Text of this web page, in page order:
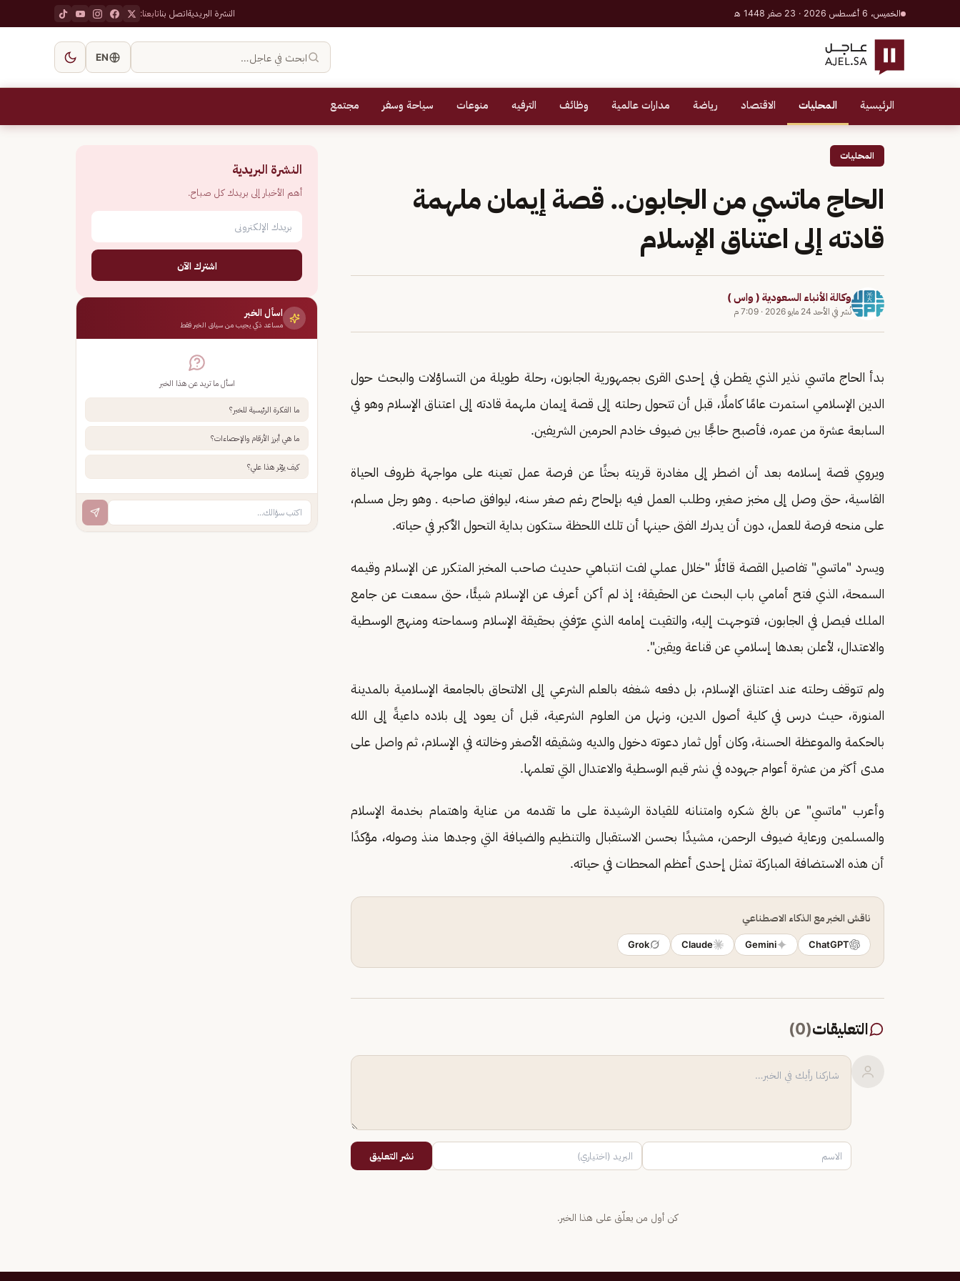
الخميس، 6 أغسطس 2026 · 23 صفر 1448 هـ النشرة البريديةاتصل بناتابعنا:
ابحث في عاجل… EN
الرئيسية المحليات الاقتصاد رياضة مدارات عالمية وظائف الترفيه منوعات سياحة وسفر مجتمع
المحليات
الحاج ماتسي من الجابون.. قصة إيمان ملهمة
قادته إلى اعتناق الإسلام
وكالة الأنباء السعودية ( واس )
نُشر في الأحد 24 مايو 2026 · 7:09 م
بدأ الحاج ماتسي نذير الذي يقطن في إحدى القرى بجمهورية الجابون، رحلة طويلة من التساؤلات والبحث حول
الدين الإسلامي استمرت عامًا كاملًا، قبل أن تتحول رحلته إلى قصة إيمان ملهمة قادته إلى اعتناق الإسلام وهو في
السابعة عشرة من عمره، فأصبح حاجًّا بين ضيوف خادم الحرمين الشريفين.
ويروي قصة إسلامه بعد أن اضطر إلى مغادرة قريته بحثًا عن فرصة عمل تعينه على مواجهة ظروف الحياة
القاسية، حتى وصل إلى مخبز صغير، وطلب العمل فيه بإلحاح رغم صغر سنه، ليوافق صاحبه ـ وهو رجل مسلم،
على منحه فرصة للعمل، دون أن يدرك الفتى حينها أن تلك اللحظة ستكون بداية التحول الأكبر في حياته.
ويسرد "ماتسي" تفاصيل القصة قائلًا "خلال عملي لفت انتباهي حديث صاحب المخبز المتكرر عن الإسلام وقيمه
السمحة، الذي فتح أمامي باب البحث عن الحقيقة؛ إذ لم أكن أعرف عن الإسلام شيئًا، حتى سمعت عن جامع
الملك فيصل في الجابون، فتوجهت إليه، والتقيت إمامه الذي عرّفني بحقيقة الإسلام وسماحته ومنهج الوسطية
والاعتدال، لأعلن بعدها إسلامي عن قناعة ويقين".
ولم تتوقف رحلته عند اعتناق الإسلام، بل دفعه شغفه بالعلم الشرعي إلى الالتحاق بالجامعة الإسلامية بالمدينة
المنورة، حيث درس في كلية أصول الدين، ونهل من العلوم الشرعية، قبل أن يعود إلى بلاده داعيةً إلى الله
بالحكمة والموعظة الحسنة، وكان أول ثمار دعوته دخول والديه وشقيقه الأصغر وخالته في الإسلام، ثم واصل على
مدى أكثر من عشرة أعوام جهوده في نشر قيم الوسطية والاعتدال التي تعلمها.
وأعرب "ماتسي" عن بالغ شكره وامتنانه للقيادة الرشيدة على ما تقدمه من عناية واهتمام بخدمة الإسلام
والمسلمين ورعاية ضيوف الرحمن، مشيدًا بحسن الاستقبال والتنظيم والضيافة التي وجدها منذ وصوله، مؤكدًا
أن هذه الاستضافة المباركة تمثل إحدى أعظم المحطات في حياته.
ناقش الخبر مع الذكاء الاصطناعي
ChatGPT
Gemini
Claude
Grok
التعليقات(
0
)
نشر التعليق
كن أول من يعلّق على هذا الخبر.
النشرة البريدية
أهم الأخبار إلى بريدك كل صباح.
اشترك الآن
اسأل الخبر
مساعد ذكي يجيب من سياق الخبر فقط
اسأل ما تريد عن هذا الخبر
ما الفكرة الرئيسية للخبر؟
ما هي أبرز الأرقام والإحصاءات؟
كيف يؤثر هذا علي؟